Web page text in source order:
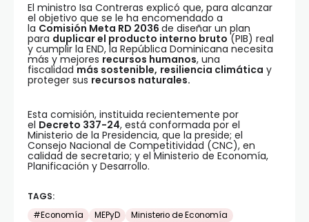
El ministro Isa Contreras explicó que, para alcanzar
el objetivo que se le ha encomendado a
la Comisión Meta RD 2036 de diseñar un plan
para duplicar el producto interno bruto (PIB) real
y cumplir la END, la República Dominicana necesita
más y mejores recursos humanos, una
fiscalidadmás sostenible, resiliencia climática y
proteger sus recursos naturales.
Esta comisión, instituida recientemente por
el Decreto 337-24, está conformada por el
Ministerio de la Presidencia, que la preside; el
Consejo Nacional de Competitividad (CNC), en
calidad de secretario; y el Ministerio de Economía,
Planificación y Desarrollo.
TAGS:
#Economía
MEPyD
Ministerio de Economía